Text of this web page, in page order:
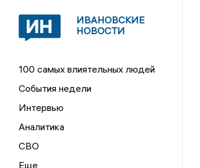
ИВАНОВСКИЕ
НОВОСТИ
100 самых влиятельных людей
События недели
Интервью
Аналитика
СВО